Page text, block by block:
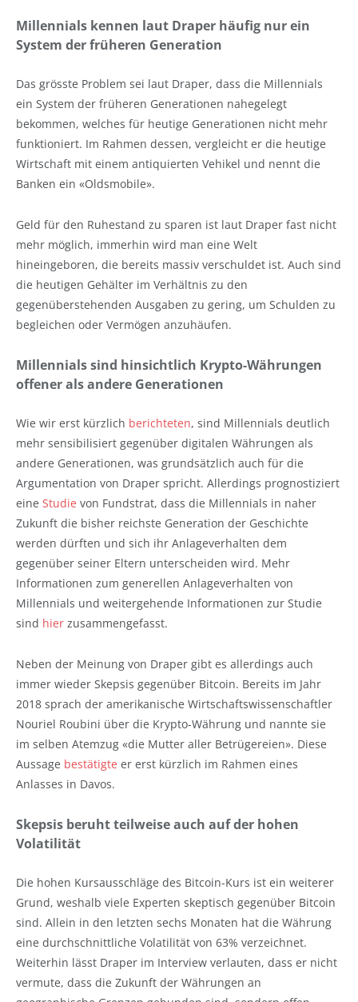
Millennials kennen laut Draper häufig nur ein
System der früheren Generation
Das grösste Problem sei laut Draper, dass die Millennials
ein System der früheren Generationen nahegelegt
bekommen, welches für heutige Generationen nicht mehr
funktioniert. Im Rahmen dessen, vergleicht er die heutige
Wirtschaft mit einem antiquierten Vehikel und nennt die
Banken ein «Oldsmobile».
Geld für den Ruhestand zu sparen ist laut Draper fast nicht
mehr möglich, immerhin wird man eine Welt
hineingeboren, die bereits massiv verschuldet ist. Auch sind
die heutigen Gehälter im Verhältnis zu den
gegenüberstehenden Ausgaben zu gering, um Schulden zu
begleichen oder Vermögen anzuhäufen.
Millennials sind hinsichtlich Krypto-Währungen
offener als andere Generationen
Wie wir erst kürzlich berichteten, sind Millennials deutlich
mehr sensibilisiert gegenüber digitalen Währungen als
andere Generationen, was grundsätzlich auch für die
Argumentation von Draper spricht. Allerdings prognostiziert
eine Studie von Fundstrat, dass die Millennials in naher
Zukunft die bisher reichste Generation der Geschichte
werden dürften und sich ihr Anlageverhalten dem
gegenüber seiner Eltern unterscheiden wird. Mehr
Informationen zum generellen Anlageverhalten von
Millennials und weitergehende Informationen zur Studie
sind hier zusammengefasst.
Neben der Meinung von Draper gibt es allerdings auch
immer wieder Skepsis gegenüber Bitcoin. Bereits im Jahr
2018 sprach der amerikanische Wirtschaftswissenschaftler
Nouriel Roubini über die Krypto-Währung und nannte sie
im selben Atemzug «die Mutter aller Betrügereien». Diese
Aussage bestätigte er erst kürzlich im Rahmen eines
Anlasses in Davos.
Skepsis beruht teilweise auch auf der hohen
Volatilität
Die hohen Kursausschläge des Bitcoin-Kurs ist ein weiterer
Grund, weshalb viele Experten skeptisch gegenüber Bitcoin
sind. Allein in den letzten sechs Monaten hat die Währung
eine durchschnittliche Volatilität von 63% verzeichnet.
Weiterhin lässt Draper im Interview verlauten, dass er nicht
vermute, dass die Zukunft der Währungen an